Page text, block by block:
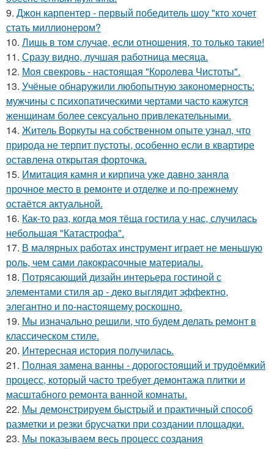
9. Джон карпентер - первый победитель шоу "кто хочет
стать миллионером?
10. Лишь в том случае, если отношения, то только такие!
11. Сразу видно, лучшая работница месяца.
12. Моя свекровь - настоящая "Королева Чистоты".
13. Учёные обнаружили любопытную закономерность:
мужчины с психопатическими чертами часто кажутся
женщинам более сексуально привлекательными.
14. Житель Воркуты на собственном опыте узнал, что
природа не терпит пустоты, особенно если в квартире
оставлена открытая форточка.
15. Имитация камня и кирпича уже давно заняла
прочное место в ремонте и отделке и по-прежнему
остаётся актуальной.
16. Как-то раз, когда моя тёща гостила у нас, случилась
небольшая "Катастрофа".
17. В малярных работах инструмент играет не меньшую
роль, чем сами лакокрасочные материалы.
18. Потрясающий дизайн интерьера гостиной с
элементами стиля ар - деко выглядит эффектно,
элегантно и по-настоящему роскошно.
19. Мы изначально решили, что будем делать ремонт в
классическом стиле.
20. Интересная история получилась.
21. Полная замена ванны - дорогостоящий и трудоёмкий
процесс, который часто требует демонтажа плитки и
масштабного ремонта ванной комнаты.
22. Мы демонстрируем быстрый и практичный способ
разметки и резки брусчатки при создании площадки.
23. Мы показываем весь процесс создания